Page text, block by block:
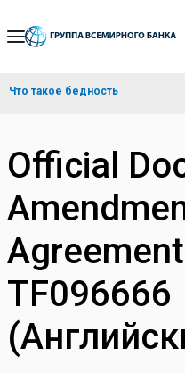
Skip
Navigation
Что такое бедность
Official
TF096666